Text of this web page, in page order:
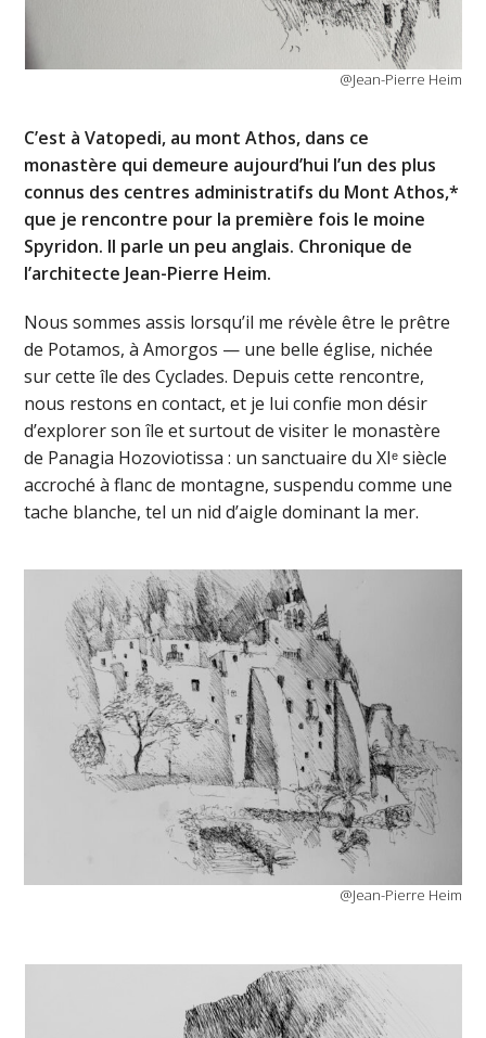
@Jean-Pierre Heim
C’est à Vatopedi, au mont Athos, dans ce
monastère qui demeure aujourd’hui l’un des plus
connus des centres administratifs du Mont Athos,*
que je rencontre pour la première fois le moine
Spyridon. Il parle un peu anglais. Chronique de
l’architecte Jean-Pierre Heim.
Nous sommes assis lorsqu’il me révèle être le prêtre
de Potamos, à Amorgos — une belle église, nichée
sur cette île des Cyclades. Depuis cette rencontre,
nous restons en contact, et je lui confie mon désir
d’explorer son île et surtout de visiter le monastère
de Panagia Hozoviotissa : un sanctuaire du XIᵉ siècle
accroché à flanc de montagne, suspendu comme une
tache blanche, tel un nid d’aigle dominant la mer.
@Jean-Pierre Heim